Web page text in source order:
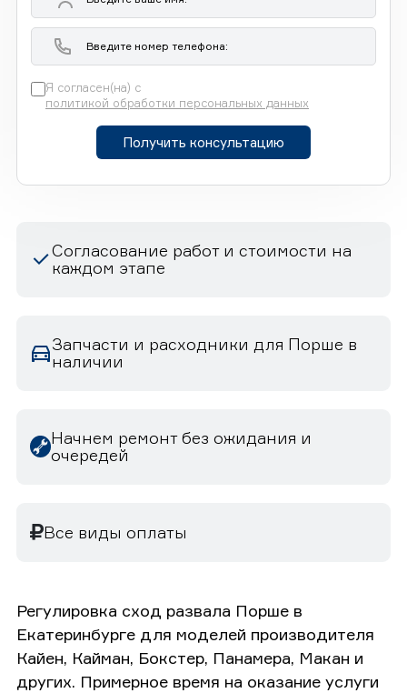
Я согласен(на) с
политикой обработки персональных данных
Получить консультацию
Согласование работ и стоимости на
каждом этапе
Запчасти и расходники для Порше в
наличии
Начнем ремонт без ожидания и
очередей
Все виды оплаты
Регулировка сход развала Порше в
Екатеринбурге для моделей производителя
Кайен, Кайман, Бокстер, Панамера, Макан и
других. Примерное время на оказание услуги